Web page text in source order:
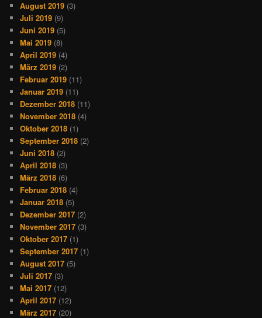
August 2019 (3)
Juli 2019 (9)
Juni 2019 (5)
Mai 2019 (8)
April 2019 (4)
März 2019 (2)
Februar 2019 (11)
Januar 2019 (11)
Dezember 2018 (11)
November 2018 (4)
Oktober 2018 (1)
September 2018 (2)
Juni 2018 (2)
April 2018 (3)
März 2018 (6)
Februar 2018 (4)
Januar 2018 (5)
Dezember 2017 (2)
November 2017 (3)
Oktober 2017 (1)
September 2017 (1)
August 2017 (5)
Juli 2017 (3)
Mai 2017 (12)
April 2017 (12)
März 2017 (20)